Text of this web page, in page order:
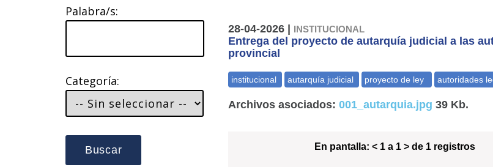
Palabra/s:
Categoría:
Buscar
28-04-2026 | INSTITUCIONAL
Entrega del proyecto de autarquía judicial a las
provincial
Archivos asociados: 001_autarquia.jpg 39 Kb.
En pantalla: < 1 a 1 > de 1 registros